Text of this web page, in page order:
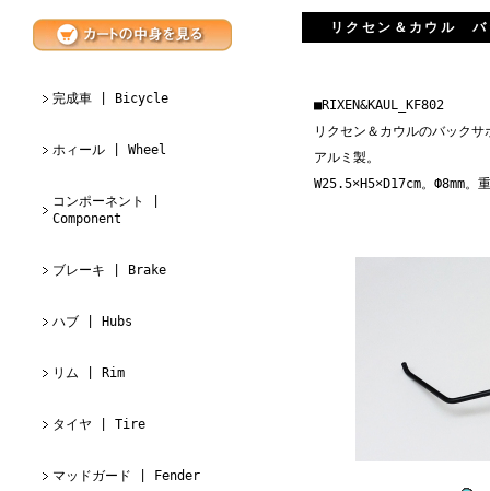
完成車 | Bicycle
ホィール | Wheel
コンポーネント |
Component
ブレーキ | Brake
ハブ | Hubs
リム | Rim
タイヤ | Tire
マッドガード | Fender
リクセン＆カウル バ
■RIXEN&KAUL_KF802
リクセン＆カウルのバック
アルミ製。
W25.5×H5×D17cm。Ф8mm。